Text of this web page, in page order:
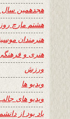
هجدهمین سال
هشتم مارچ
هنرمندان
هنری و
ورزش
ویدیو ها
ویدیو های
یاد بود از